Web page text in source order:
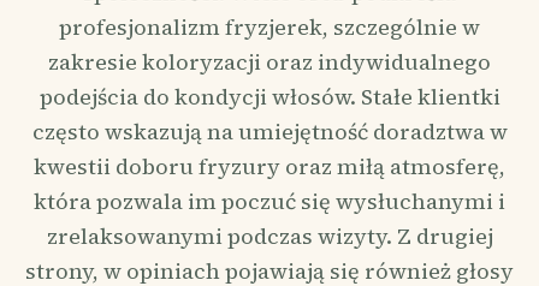
profesjonalizm fryzjerek, szczególnie w
zakresie koloryzacji oraz indywidualnego
podejścia do kondycji włosów. Stałe klientki
często wskazują na umiejętność doradztwa w
kwestii doboru fryzury oraz miłą atmosferę,
która pozwala im poczuć się wysłuchanymi i
zrelaksowanymi podczas wizyty. Z drugiej
strony, w opiniach pojawiają się również głosy